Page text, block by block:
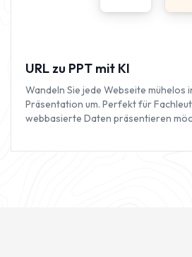
URL zu PPT mit KI
Wandeln Sie jede Webseite mühelos
Präsentation um. Perfekt für
webbasierte Daten präsentieren